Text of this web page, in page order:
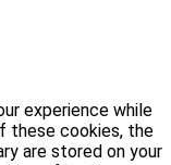
experience while
these cookies, the
are stored on your